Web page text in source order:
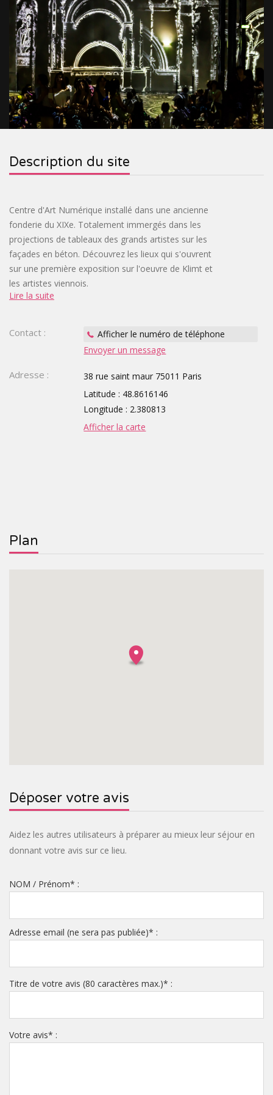
&
SITES
PRÉHISTORIQUES
RELIGIEUXTOURISME
INDUSTRIELVILLAGES
FRANCE
&
CROISIÈRES
&
TRAINS
OENOTOURISME
SPIRITOURISME
TOURISTIQUES
PARCS
JARDINS
ÊTRE
INSOLITE
PASS
TOURISTIQUES
GROUPE,
Description du site
Centre d'Art Numérique installé dans une ancienne
fonderie du XIXe. Totalement immergés dans les
projections de tableaux des grands artistes sur les
façades en béton. Découvrez les lieux qui s'ouvrent
sur une première exposition sur l'oeuvre de Klimt et
les artistes viennois.
La fonderie de fer créée en 1835 par la famille
des Lumières, premier Centre d'Art Numérique à Paris.
Carrières des Lumières à Baux-en-Provence.
Lire la suite
Contact :
Afficher le numéro de téléphone
Envoyer un message
Adresse :
38 rue saint maur 75011 Paris
Latitude : 48.8616146
Longitude : 2.380813
Afficher la carte
Plan
Déposer votre avis
Aidez les autres utilisateurs à préparer au mieux leur séjour en
donnant votre avis sur ce lieu.
NOM / Prénom* :
Adresse email (ne sera pas publiée)* :
Titre de votre avis (80 caractères max.)* :
Votre avis* :